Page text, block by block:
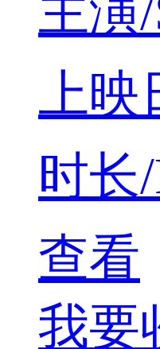
主演/
上映
时长
查看
我要